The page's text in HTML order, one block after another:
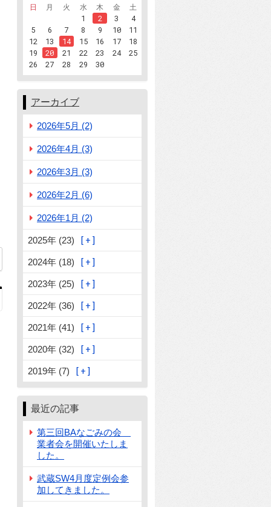
日
月 火 水 木 金
土
1
2 3
4
5
6 7 8 9 10
11
12
13 14 15 16 17
18
19
20 21 22 23 24
25
26
27 28 29 30
アーカイブ
2026年5月 (2)
2026年4月 (3)
2026年3月 (3)
2026年2月 (6)
2026年1月 (2)
2025年 (23)
2024年 (18)
2023年 (25)
2022年 (36)
2021年 (41)
2020年 (32)
2019年 (7)
最近の記事
第三回BAなごみの会
業者会を開催いたしま
した。
武蔵SW4月度定例会参
加してきました。